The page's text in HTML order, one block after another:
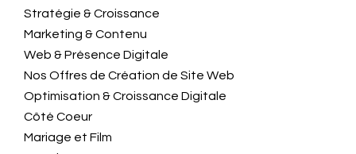
Stratégie & Croissance
Marketing & Contenu
Web & Présence Digitale
Nos Offres de Création de Site Web
Optimisation & Croissance Digitale
Côté Coeur
Mariage et Film